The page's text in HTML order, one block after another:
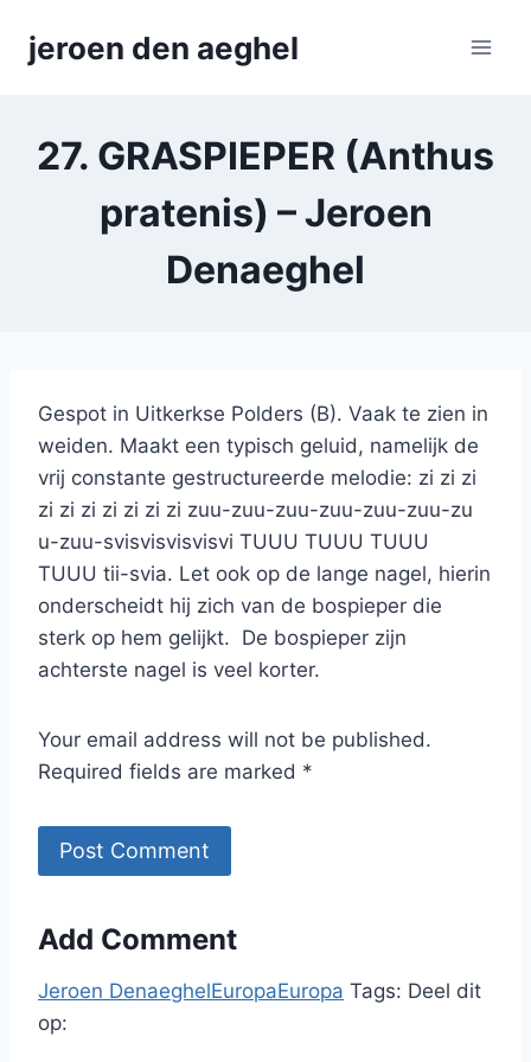
jeroen den aeghel
27. GRASPIEPER (Anthus
pratenis) – Jeroen
Denaeghel
Gespot in Uitkerkse Polders (B). Vaak te zien in
weiden. Maakt een typisch geluid, namelijk de
vrij constante gestructureerde melodie: zi zi zi
zi zi zi zi zi zi zi zuu-zuu-zuu-zuu-zuu-zuu-zu
u-zuu-svisvisvisvisvi TUUU TUUU TUUU
TUUU tii-svia. Let ook op de lange nagel, hierin
onderscheidt hij zich van de bospieper die
sterk op hem gelijkt. De bospieper zijn
achterste nagel is veel korter.
Your email address will not be published.
Required fields are marked *
Add Comment
Jeroen DenaeghelEuropaEuropa Tags: Deel dit
op: